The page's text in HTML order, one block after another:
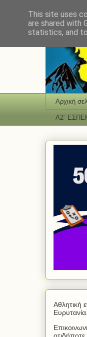
Αρχική
Α2΄
Αθλητική
Ευρυτανία.
This site uses
are shared with
statistics, and